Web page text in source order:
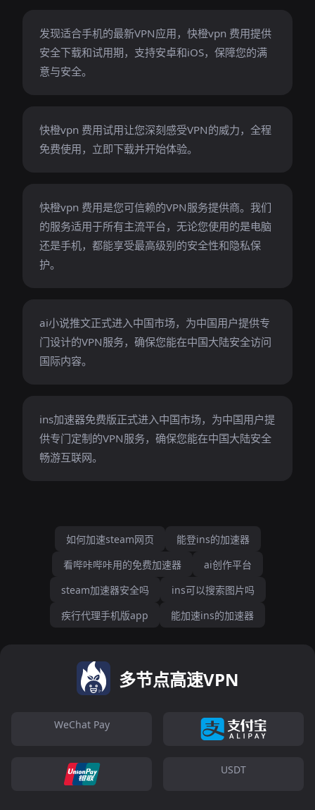
发现适合手机的最新VPN应用，快橙vpn 费用提供
安全下载和试用期，支持安卓和iOS，保障您的满
意与安全。
快橙vpn 费用试用让您深刻感受VPN的威力，全程
免费使用，立即下载并开始体验。
快橙vpn 费用是您可信赖的VPN服务提供商。我们
的服务适用于所有主流平台，无论您使用的是电脑
还是手机，都能享受最高级别的安全性和隐私保
护。
ai小说推文正式进入中国市场，为中国用户提供专
门设计的VPN服务，确保您能在中国大陆安全访问
国际内容。
ins加速器免费版正式进入中国市场，为中国用户提
供专门定制的VPN服务，确保您能在中国大陆安全
畅游互联网。
如何加速steam网页
能登ins的加速器
看哔咔哔咔用的免费加速器
ai创作平台
steam加速器安全吗
ins可以搜索图片吗
疾行代理手机版app
能加速ins的加速器
多节点高速VPN
WeChat Pay
USDT